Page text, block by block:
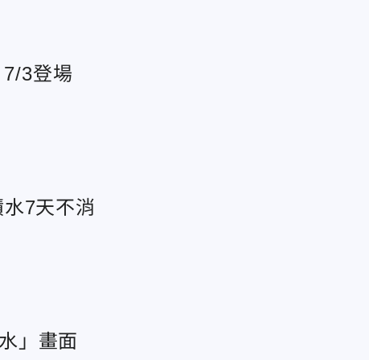
3登場
7天不消
」畫面